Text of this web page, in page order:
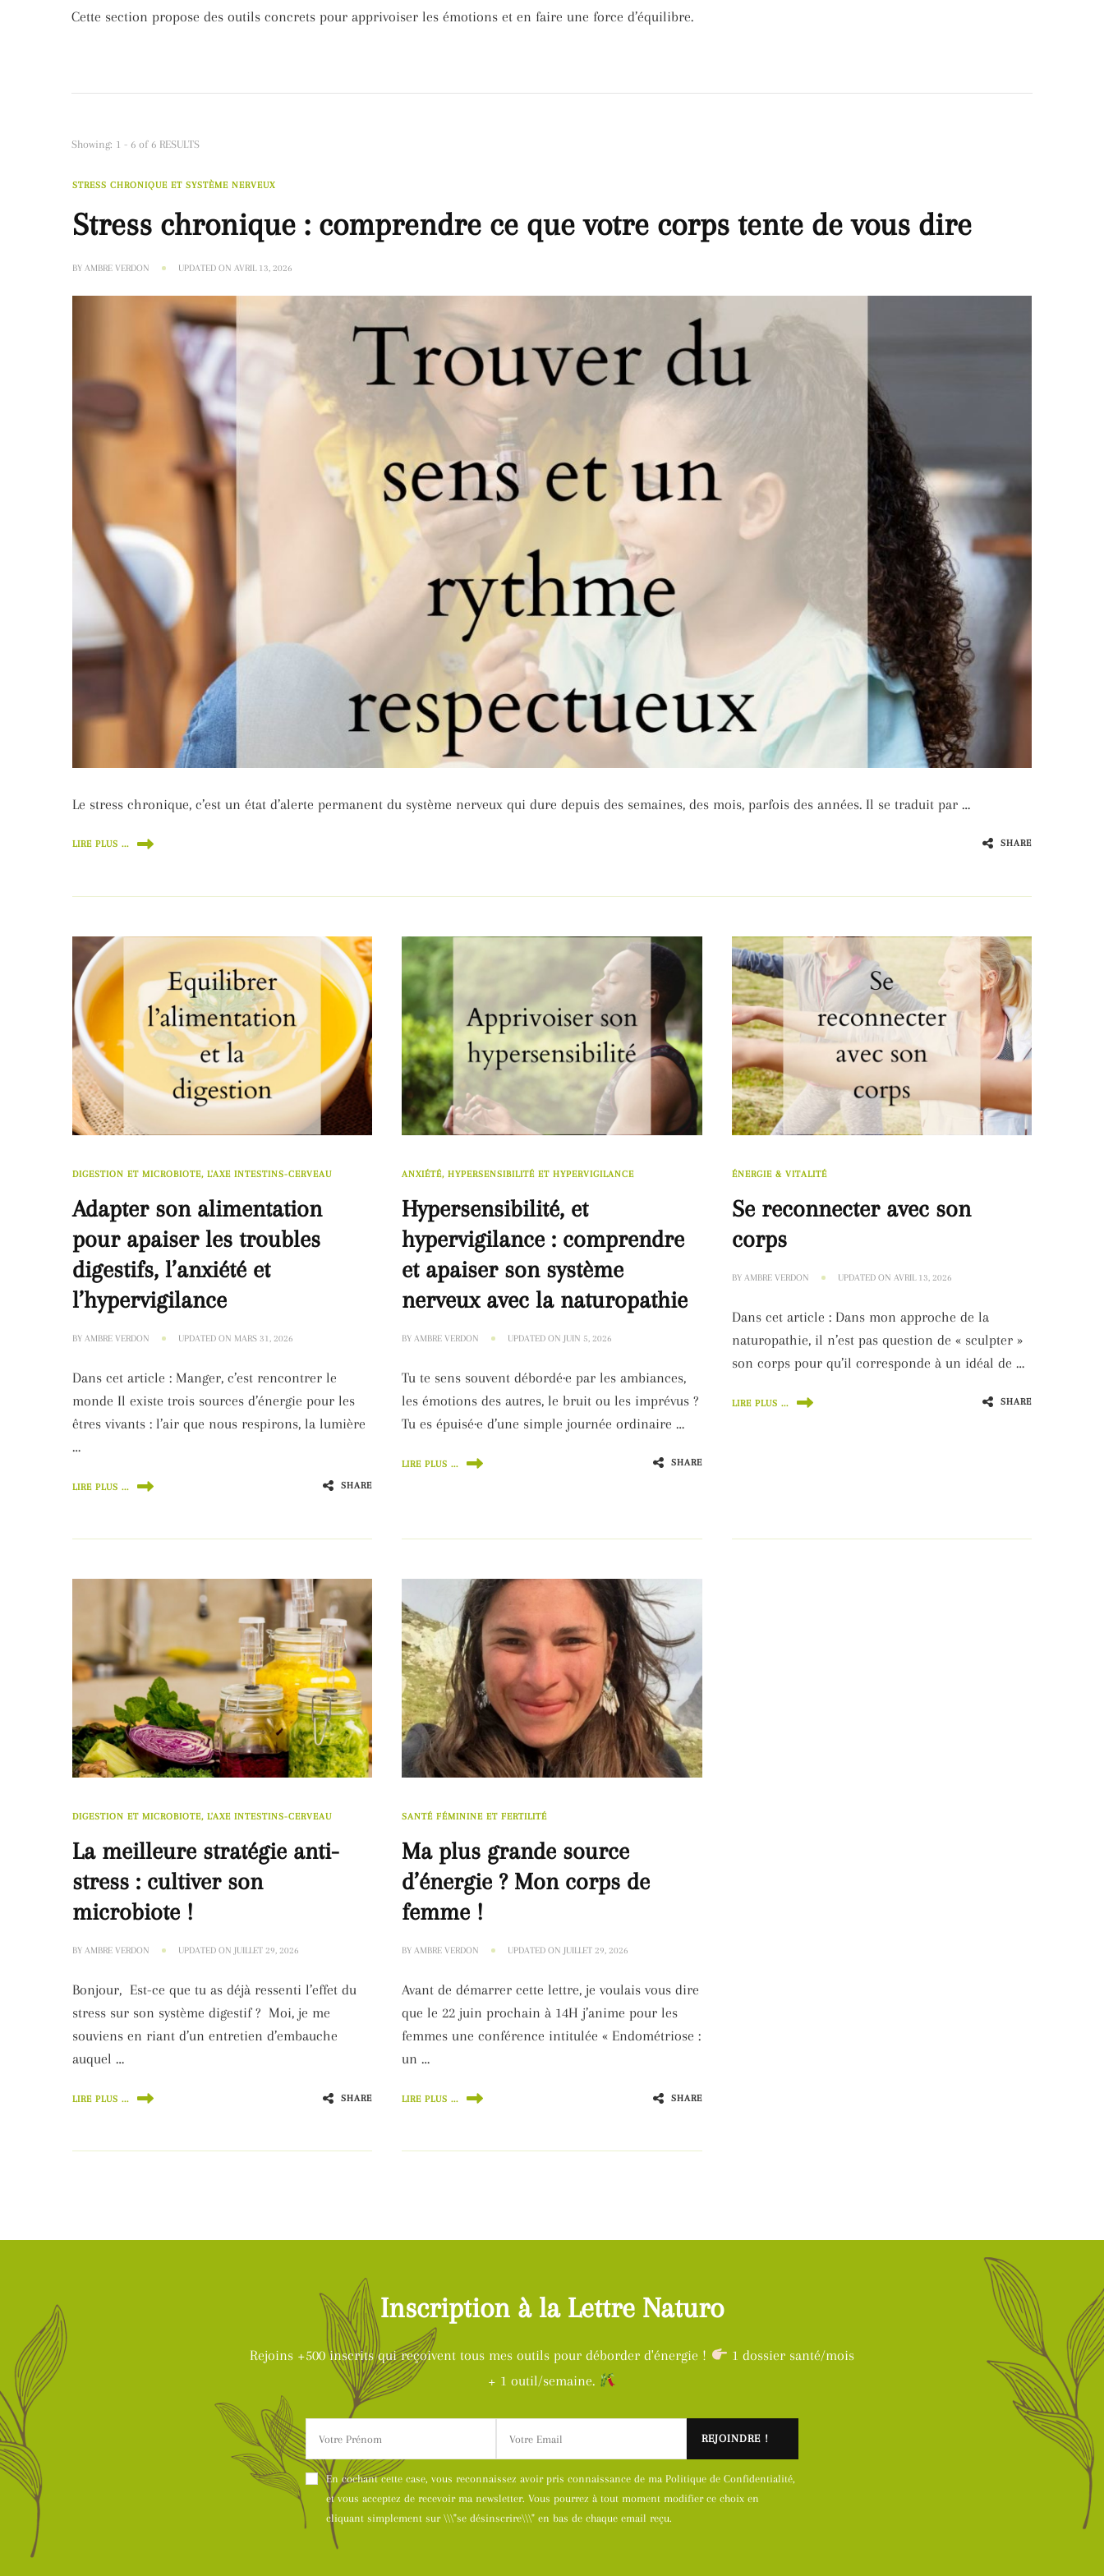
Cette section propose des outils concrets pour apprivoiser les émotions et en faire une force d’équilibre.
Showing: 1 - 6 of 6 RESULTS
STRESS CHRONIQUE ET SYSTÈME NERVEUX
Stress chronique : comprendre ce que votre corps tente de vous dire
BY AMBRE VERDON UPDATED ON AVRIL 13, 2026
Le stress chronique, c’est un état d’alerte permanent du système nerveux qui dure depuis des semaines, des mois, parfois des années. Il se traduit par …
LIRE PLUS ... SHARE
DIGESTION ET MICROBIOTE, L'AXE INTESTINS-CERVEAU
Adapter son alimentation
pour apaiser les troubles
digestifs, l’anxiété et
l’hypervigilance
BY AMBRE VERDON UPDATED ON MARS 31, 2026
Dans cet article : Manger, c’est rencontrer le
monde Il existe trois sources d’énergie pour les
êtres vivants : l’air que nous respirons, la lumière
…
LIRE PLUS ... SHARE
ANXIÉTÉ, HYPERSENSIBILITÉ ET HYPERVIGILANCE
Hypersensibilité, et
hypervigilance : comprendre
et apaiser son système
nerveux avec la naturopathie
BYAMBRE VERDON UPDATED ON JUIN 5, 2026
Tu te sens souvent débordé·e par les ambiances,
les émotions des autres, le bruit ou les imprévus ?
Tu es épuisé·e d’une simple journée ordinaire …
LIRE PLUS ... SHARE
ÉNERGIE & VITALITÉ
Se reconnecter avec son
corps
BY AMBRE VERDON UPDATED ON AVRIL 13, 2026
Dans cet article : Dans mon approche de la
naturopathie, il n’est pas question de « sculpter »
son corps pour qu’il corresponde à un idéal de …
LIRE PLUS ... SHARE
DIGESTION ET MICROBIOTE, L'AXE INTESTINS-CERVEAU
La meilleure stratégie anti-
stress : cultiver son
microbiote !
BY AMBRE VERDON UPDATED ON JUILLET 29, 2026
Bonjour, Est-ce que tu as déjà ressenti l’effet du
stress sur son système digestif ? Moi, je me
souviens en riant d’un entretien d’embauche
auquel …
LIRE PLUS ... SHARE
SANTÉ FÉMININE ET FERTILITÉ
Ma plus grande source
d’énergie ? Mon corps de
femme !
BYAMBRE VERDON UPDATED ON JUILLET 29, 2026
Avant de démarrer cette lettre, je voulais vous dire
que le 22 juin prochain à 14H j’anime pour les
femmes une conférence intitulée « Endométriose :
un …
LIRE PLUS ... SHARE
Inscription à la Lettre Naturo
Rejoins +500 inscrits qui reçoivent tous mes outils pour déborder d'énergie !
1 dossier santé/mois
+ 1 outil/semaine.
En cochant cette case, vous reconnaissez avoir pris connaissance de ma Politique de Confidentialité,
et vous acceptez de recevoir ma newsletter. Vous pourrez à tout moment modifier ce choix en
cliquant simplement sur \\\"se désinscrire\\\" en bas de chaque email reçu.